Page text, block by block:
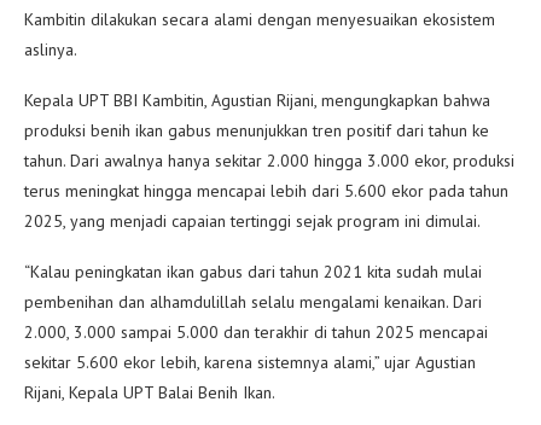
Kambitin dilakukan secara alami dengan menyesuaikan ekosistem
aslinya.
Kepala UPT BBI Kambitin, Agustian Rijani, mengungkapkan bahwa
produksi benih ikan gabus menunjukkan tren positif dari tahun ke
tahun. Dari awalnya hanya sekitar 2.000 hingga 3.000 ekor, produksi
terus meningkat hingga mencapai lebih dari 5.600 ekor pada tahun
2025, yang menjadi capaian tertinggi sejak program ini dimulai.
“Kalau peningkatan ikan gabus dari tahun 2021 kita sudah mulai
pembenihan dan alhamdulillah selalu mengalami kenaikan. Dari
2.000, 3.000 sampai 5.000 dan terakhir di tahun 2025 mencapai
sekitar 5.600 ekor lebih, karena sistemnya alami,” ujar Agustian
Rijani, Kepala UPT Balai Benih Ikan.